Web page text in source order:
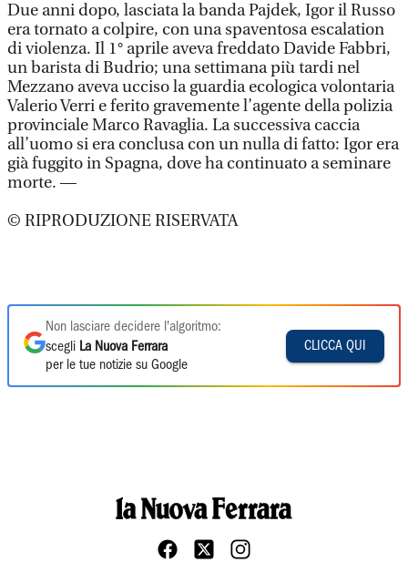
Due anni dopo, lasciata la banda Pajdek, Igor il Russo
era tornato a colpire, con una spaventosa escalation
di violenza. Il 1° aprile aveva freddato Davide Fabbri,
un barista di Budrio; una settimana più tardi nel
Mezzano aveva ucciso la guardia ecologica volontaria
Valerio Verri e ferito gravemente l’agente della polizia
provinciale Marco Ravaglia. La successiva caccia
all’uomo si era conclusa con un nulla di fatto: Igor era
già fuggito in Spagna, dove ha continuato a seminare
morte. —
© RIPRODUZIONE RISERVATA
Non lasciare decidere l'algoritmo:
scegli La Nuova Ferrara
per le tue notizie su Google
CLICCA QUI